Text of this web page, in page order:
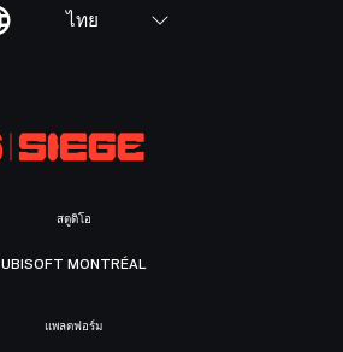
ไทย
สตูดิโอ
UBISOFT MONTRÉAL
แพลตฟอร์ม